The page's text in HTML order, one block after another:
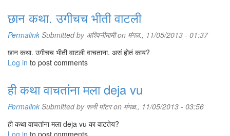
छान कथा. उगीचच भीती वाटली
Permalink Submitted by अश्विनीमामीon मंगळ., 11/05/2013 - 01:37
छान कथा. उगीचच भीती वाटली वाचताना. असं होतं काय?
Log in to post comments
ही कथा वाचतांना मला deja vu
Permalink Submitted by रूनी पॉटरon मंगळ., 11/05/2013 - 03:56
ही कथा वाचतांना मला deja vu का वाटतेय?
Log in to post comments